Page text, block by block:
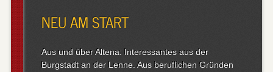
NEU AM START
Aus und über Altena: Interessantes aus der
Burgstadt an der Lenne. Aus beruflichen Gründen